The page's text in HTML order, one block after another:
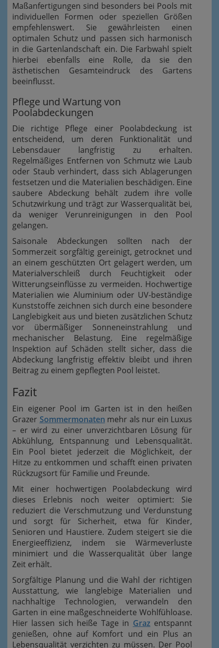
Maßanfertigungen sind besonders bei Pools mit
individuellen Formen oder speziellen Größen
empfehlenswert. Sie gewährleisten einen
optimalen Schutz und passen sich harmonisch
in die Gartenlandschaft ein. Die Farbwahl spielt
hierbei ebenfalls eine Rolle, da sie den
ästhetischen Gesamteindruck des Gartens
beeinflusst.
Pflege und Wartung von
Poolabdeckungen
Die richtige Pflege einer Poolabdeckung ist
entscheidend, um deren Funktionalität und
Lebensdauer langfristig zu erhalten.
Regelmäßiges Entfernen von Schmutz wie Laub
oder Staub verhindert, dass sich Ablagerungen
festsetzen und die Materialien beschädigen. Eine
saubere Abdeckung behält zudem ihre volle
Schutzwirkung und trägt zur Wasserqualität bei,
da weniger Verunreinigungen in den Pool
gelangen.
Saisonale Abdeckungen sollten nach der
Sommerzeit sorgfältig gereinigt, getrocknet und
an einem geschützten Ort gelagert werden, um
Materialverschleiß durch Feuchtigkeit oder
Witterungseinflüsse zu vermeiden. Hochwertige
Materialien wie Aluminium oder UV-beständige
Kunststoffe zeichnen sich durch eine besondere
Langlebigkeit aus und bieten zusätzlichen Schutz
vor übermäßiger Sonneneinstrahlung und
mechanischer Belastung. Eine regelmäßige
Inspektion auf Schäden stellt sicher, dass die
Abdeckung langfristig effektiv bleibt und ihren
Beitrag zu einem gepflegten Pool leistet.
Fazit
Ein eigener Pool im Garten ist in den heißen
Grazer Sommermonaten mehr als nur ein Luxus
– er wird zu einer unverzichtbaren Lösung für
Abkühlung, Entspannung und Lebensqualität.
Ein Pool bietet jederzeit die Möglichkeit, der
Hitze zu entkommen und schafft einen privaten
Rückzugsort für Familie und Freunde.
Mit einer hochwertigen Poolabdeckung wird
dieses Erlebnis noch weiter optimiert: Sie
reduziert die Verschmutzung und Verdunstung
und sorgt für Sicherheit, etwa für Kinder,
Senioren und Haustiere. Zudem steigert sie die
Energieeffizienz, indem sie Wärmeverluste
minimiert und die Wasserqualität über lange
Zeit erhält.
Sorgfältige Planung und die Wahl der richtigen
Ausstattung, wie langlebige Materialien und
nachhaltige Technologien, verwandeln den
Garten in eine maßgeschneiderte Wohlfühloase.
Hier lassen sich heiße Tage in Graz entspannt
genießen, ohne auf Komfort und ein Plus an
Lebensqualität verzichten zu müssen. Der Pool